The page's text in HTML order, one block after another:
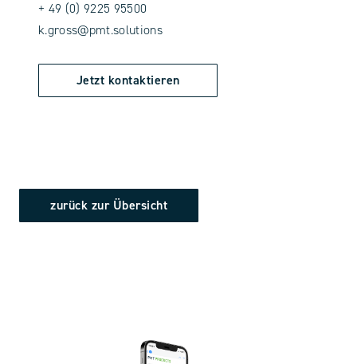
+ 49 (0) 9225 95500
k.gross@pmt.solutions
Jetzt kontaktieren
zurück zur Übersicht